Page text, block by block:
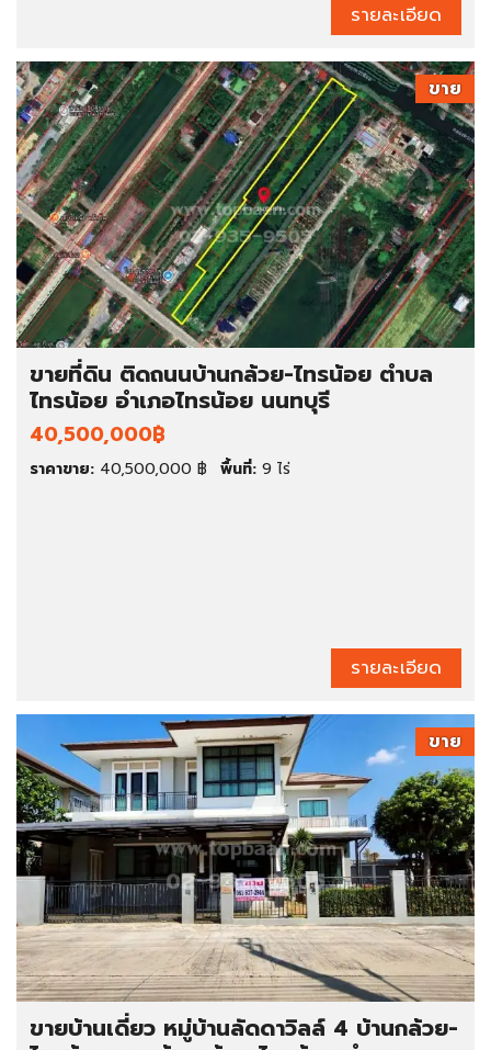
รายละเอียด
ขาย
ขายที่ดิน ติดถนนบ้านกล้วย-ไทรน้อย ตำบล
ไทรน้อย อำเภอไทรน้อย นนทบุรี
40,500,000฿
ราคาขาย: 40,500,000 ฿ พื้นที่: 9 ไร่
รายละเอียด
ขาย
ขายบ้านเดี่ยว หมู่บ้านลัดดาวิลล์ 4 บ้านกล้วย-